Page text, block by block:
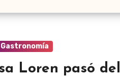
Gastronomía
Loren pasó